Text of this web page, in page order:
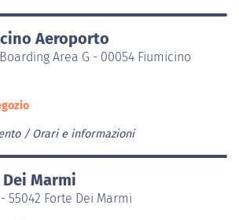
Aeroporto
Area G - 00054 Fiumicino
Orari e informazioni
Marmi
55042 Forte Dei Marmi